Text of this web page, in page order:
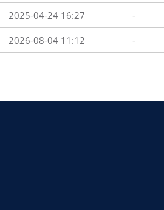
2025-04-24 16:27 -
2026-08-04 11:12 -